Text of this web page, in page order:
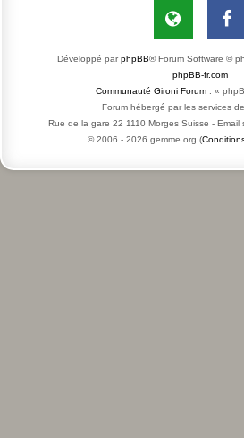
Développé parphpBB® Forum Software ©
phpBB-fr.com
Communauté Gironi Forum: «
Forum hébergé par les services de
Rue de la gare 22 1110 Morges Suisse - Email
© 2006 - 2026 gemme.org (